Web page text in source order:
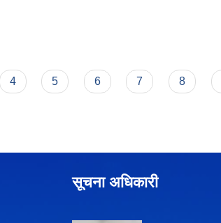
4 5 6 7 8
सूचना अधिकारी